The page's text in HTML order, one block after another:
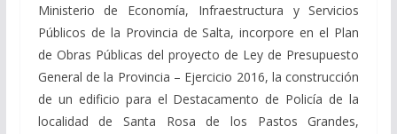
Ministerio de Economía, Infraestructura y Servicios
Públicos de la Provincia de Salta, incorpore en el Plan
de Obras Públicas del proyecto de Ley de Presupuesto
General de la Provincia – Ejercicio 2016, la construcción
de un edificio para el Destacamento de Policía de la
localidad de Santa Rosa de los Pastos Grandes,